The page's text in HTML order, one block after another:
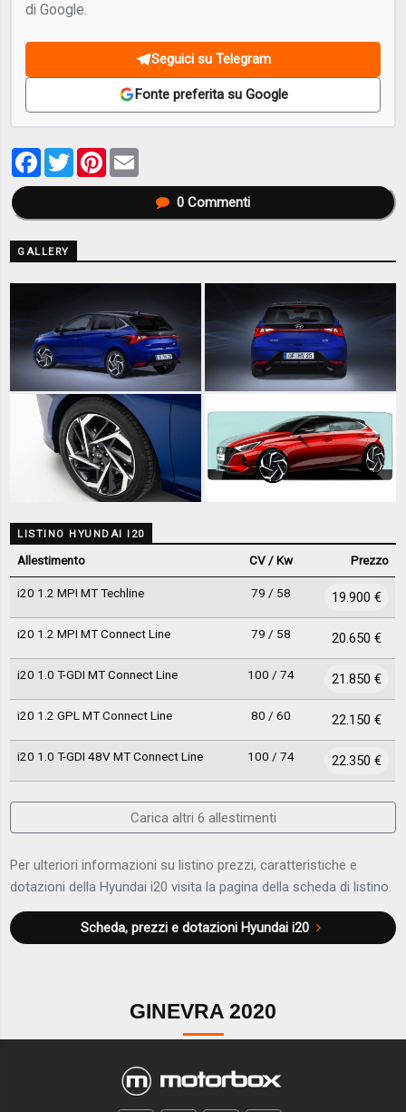
di Google.
Seguici su Telegram
Fonte preferita su Google
Facebook
TwitterPinterest
0Commenti
GALLERY
LISTINO HYUNDAI I20
Allestimento CV / Kw Prezzo
i20 1.2 MPI MT Techline 79 / 58 19.900 €
i20 1.2 MPI MT Connect Line 79 / 58 20.650 €
i20 1.0 T-GDI MT Connect Line 100 / 74 21.850 €
i20 1.2 GPL MT Connect Line 80 / 60 22.150 €
i20 1.0 T-GDI 48V MT Connect Line 100 / 74 22.350 €
Carica altri 6 allestimenti
Per ulteriori informazioni su listino prezzi, caratteristiche e
dotazioni della Hyundai i20 visita la pagina della scheda di listino.
Scheda, prezzi e dotazioni Hyundai i20
GINEVRA 2020